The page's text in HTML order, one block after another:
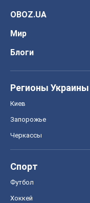
OBOZ.UA
Мир
Блоги
Регионы Украины
Киев
Запорожье
Черкассы
Спорт
Футбол
Хоккей